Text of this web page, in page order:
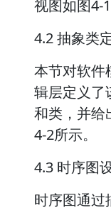
视图如图4-
4.2 抽象类
本节对软件
辑层定义了
和类，并给
4-2所示。
4.3 时序图
时序图通过